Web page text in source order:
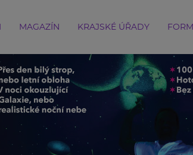
MAGAZÍN KRAJSKÉ ÚŘADY